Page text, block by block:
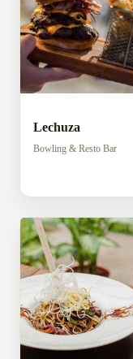
Lechuza
Bowling & Resto Bar